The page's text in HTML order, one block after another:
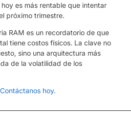
es más rentable que intentar
próximo trimestre.
RAM es un recordatorio de que
tiene costos físicos. La clave no
sino una arquitectura más
de la volatilidad de los
Contáctanos hoy.